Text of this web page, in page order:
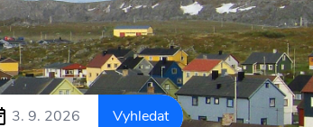
3. 9. 2026 Vyhledat